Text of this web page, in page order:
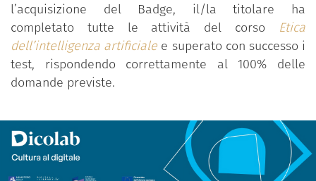
FORMATO: Mooc.
MODALITÀ DI EROGAZIONE: on demand.
SEDE DEL CORSO:
fad.fondazionescuolapatrimonio.it.
LINGUA DI EROGAZIONE: Italiano.
l’acquisizione del Badge, il/la titolare ha
completato tutte le attività del corso Etica
dell’intelligenza artificiale e superato con successo i
test, rispondendo correttamente al 100% delle
domande previste.